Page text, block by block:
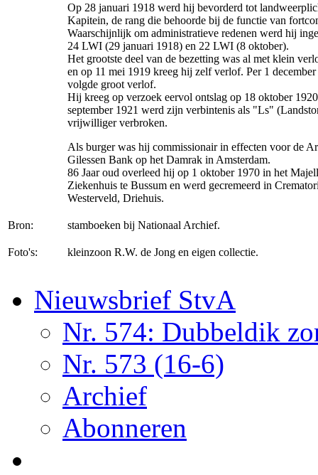
Op 28 januari 1918 werd hij bevorderd tot
Kapitein, de rang die behoorde bij de functie van
Waarschijnlijk om administratieve redenen werd hij
24 LWI (29 januari 1918) en 22 LWI (8 oktober).
Het grootste deel van de bezetting was al met klein
en op 11 mei 1919 kreeg hij zelf verlof. Per 1
volgde groot verlof.
Hij kreeg op verzoek eervol ontslag op 18 oktober
september 1921 werd zijn verbintenis als "Ls"
vrijwilliger verbroken.
Als burger was hij commissionair in effecten voor de
Gilessen Bank op het Damrak in Amsterdam.
86 Jaar oud overleed hij op 1 oktober 1970 in het
Ziekenhuis te Bussum en werd gecremeerd in
Westerveld, Driehuis.
Bron: stamboeken bij Nationaal Archief.
Foto's: kleinzoon R.W. de Jong en eigen collectie.
Nieuwsbrief StvA
Nr. 574: Dubbeldik
Nr. 573 (16-6)
Archief
Abonneren